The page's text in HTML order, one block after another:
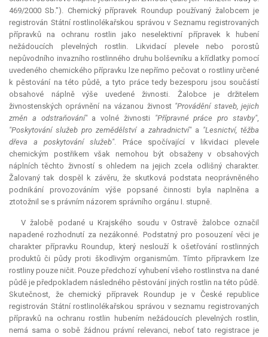
469/2000 Sb."). Chemický přípravek Roundup používaný žalobcem je
registrován Státní rostlinolékařskou správou v Seznamu registrovaných
přípravků na ochranu rostlin jako neselektivní přípravek k hubení
nežádoucích plevelných rostlin. Likvidací plevele nebo porostů
nepůvodního invazního rostlinného druhu bolševníku a křídlatky pomocí
uvedeného chemického přípravku lze nepřímo pečovat o rostliny určené
k pěstování na této půdě, a tyto práce tedy bezesporu jsou součástí
obsahové náplně výše uvedené živnosti. Žalobce je držitelem
živnostenských oprávnění na vázanou živnost "Provádění staveb, jejich
změn a odstraňování" a volné živnosti "Přípravné práce pro stavby",
"Poskytování služeb pro zemědělství a zahradnictví"a "Lesnictví, těžba
dřeva a poskytování služeb". Práce spočívající v likvidaci plevele
chemickým postřikem však nemohou být obsaženy v obsahových
náplních těchto živností s ohledem na jejich zcela odlišný charakter.
Žalovaný tak dospěl k závěru, že skutková podstata neoprávněného
podnikání provozováním výše popsané činnosti byla naplněna a
ztotožnil se s právním názorem správního orgánu I. stupně.
V žalobě podané u Krajského soudu v Ostravě žalobce označil
napadené rozhodnutí za nezákonné. Podstatný pro posouzení věci je
charakter přípravku Roundup, který neslouží k ošetřování rostlinných
produktů či půdy proti škodlivým organismům. Tímto přípravkem lze
rostliny pouze ničit. Pouze předchozí vyhubení všeho rostlinstva na dané
půdě je předpokladem následného pěstování jiných rostlin na této půdě.
Skutečnost, že chemický přípravek Roundup je v České republice
registrován Státní rostlinolékařskou správou v seznamu registrovaných
přípravků na ochranu rostlin hubením nežádoucích plevelných rostlin,
nemá sama o sobě žádnou právní relevanci, neboť tato registrace je